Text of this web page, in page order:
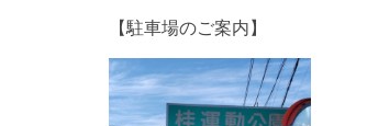
【駐車場のご案内】